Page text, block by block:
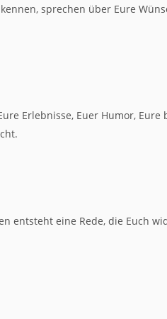
sprechen über Eure
Erlebnisse, Euer Humor, Eure
entsteht eine Rede, die Euch